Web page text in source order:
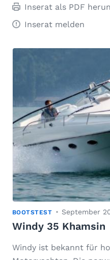
Inserat als PDF
Inserat melden
BOOTSTEST September
Windy 35 Khamsin
Windy ist bekannt für